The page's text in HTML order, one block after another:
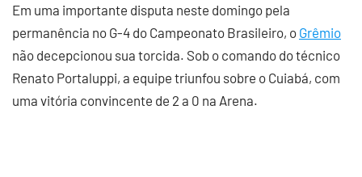
Em uma importante disputa neste domingo pela
permanência no G-4 do Campeonato Brasileiro, o Grêmio
não decepcionou sua torcida. Sob o comando do técnico
Renato Portaluppi, a equipe triunfou sobre o Cuiabá, com
uma vitória convincente de 2 a 0 na Arena.